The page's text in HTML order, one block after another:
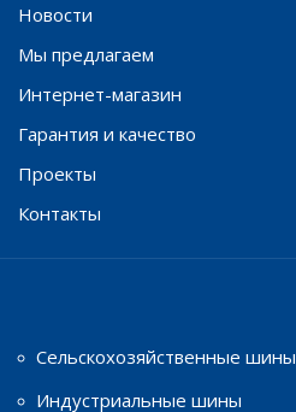
Новости
Мы предлагаем
Интернет-магазин
Гарантия и качество
Проекты
Контакты
Сельскохозяйственные шины
Индустриальные шины